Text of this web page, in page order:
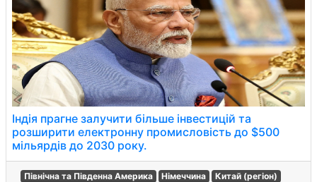
Індія прагне залучити більше інвестицій та
розширити електронну промисловість до $500
мільярдів до 2030 року.
Північна та Південна Америка Німеччина Китай (регіон)